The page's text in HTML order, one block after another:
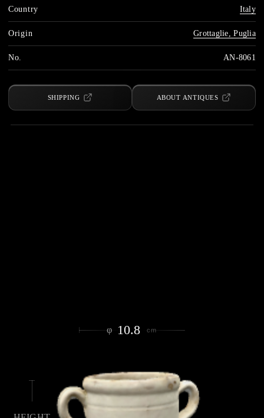
Country Italy
Origin Grottaglie, Puglia
No. AN-8061
SHIPPING ABOUT ANTIQUES
φ 10.8 cm